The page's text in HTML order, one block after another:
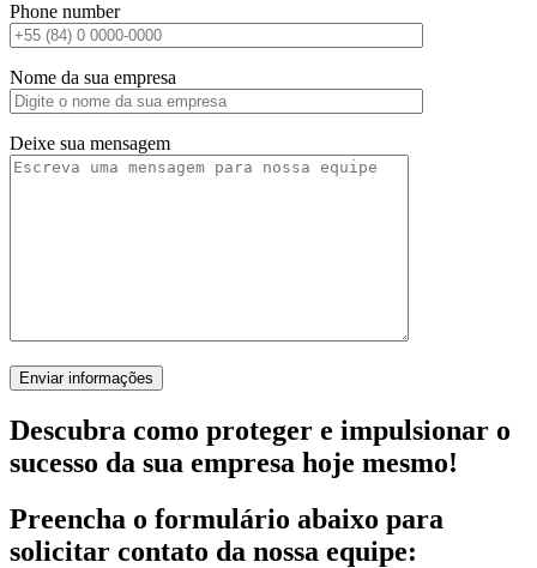
Phone number
Nome da sua empresa
Deixe sua mensagem
Descubra como proteger e impulsionar o
sucesso da sua empresa hoje mesmo!
Preencha o formulário abaixo para
solicitar contato da nossa equipe: